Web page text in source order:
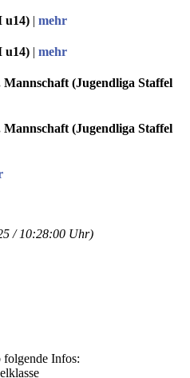
u14) | mehr
u14) | mehr
(Jugendliga Staffel
(Jugendliga Staffel
/ 10:28:00 Uhr)
folgende Infos: